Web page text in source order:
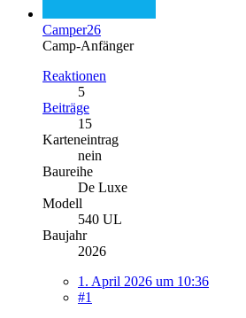
Camper26
Camp-Anfänger
Reaktionen
5
Beiträge
15
Karteneintrag
nein
Baureihe
De Luxe
Modell
540 UL
Baujahr
2026
1. April 2026 um 10:36
#1